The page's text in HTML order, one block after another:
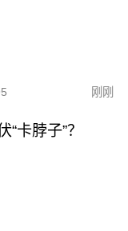
刚刚
卡脖子”？